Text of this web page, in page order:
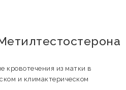
кровотечения из матки в
и климактерическом